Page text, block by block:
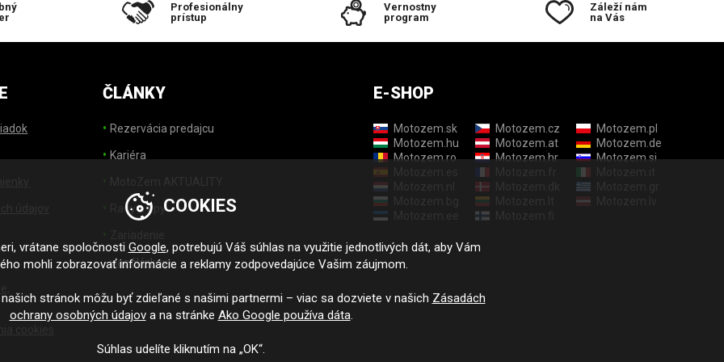
Profesionálny
prístup
Vernostny
program
Záleží nám
na Vás
ČLÁNKY
Rezervácia predajcu
Kariéra
Rady a tipy
viac článkov>
E-SHOP
Motozem.sk Motozem.cz
Motozem.pl
Motozem.hu
Motozem.at
Motozem.de
Motozem.ro
Motozem.hr
Motozem.si
COOKIES
vrátane spoločnosti Google, potrebujú Váš súhlas na využitie jednotlivých dát, aby Vám
mohli zobrazovať informácie a reklamy zodpovedajúce Vašim záujmom.
stránok môžu byť zdieľané s našimi partnermi – viac sa dozviete v našich Zásadách
ochrany osobných údajova na stránke Ako Google používa dáta.
Súhlas udelíte kliknutím na „OK“.